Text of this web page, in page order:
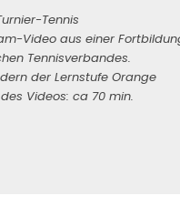
Tennis
Video aus einer
Tennisverbandes.
der Lernstufe Orange
Videos: ca 70 min.